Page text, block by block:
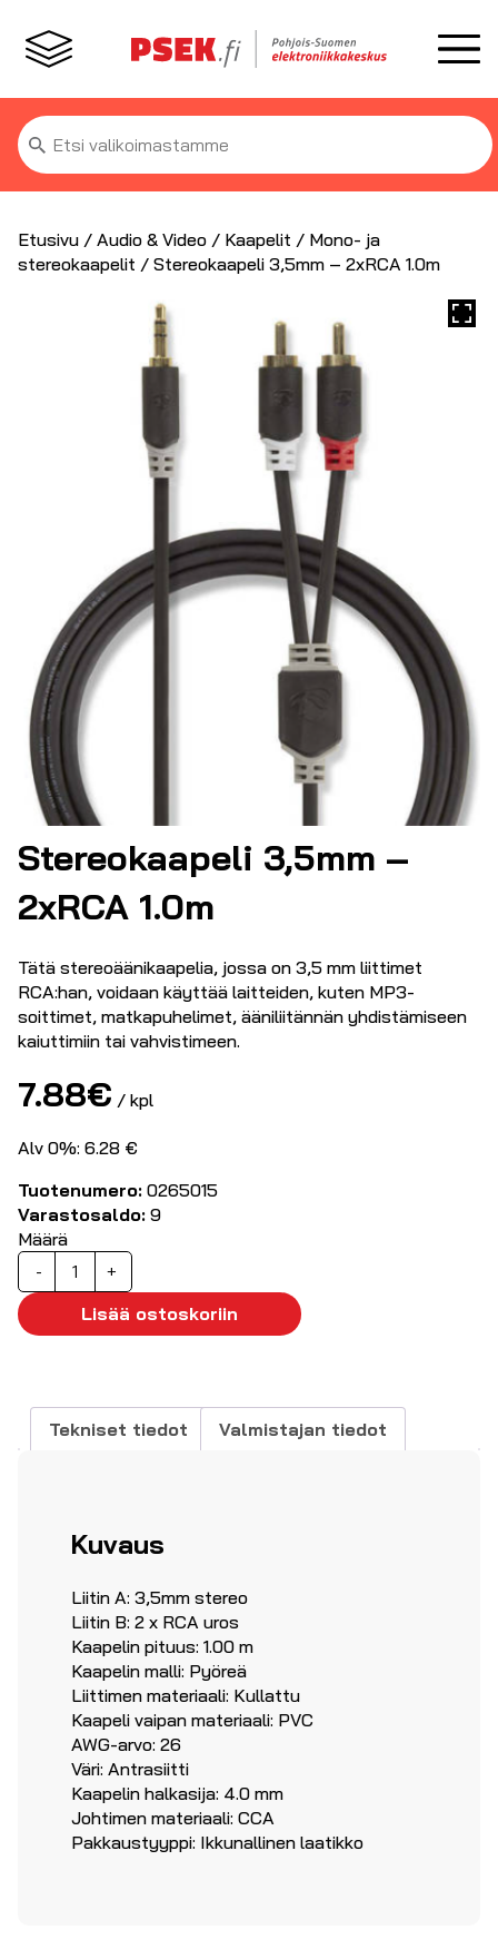
Etsi:
Etusivu / Audio & Video / Kaapelit / Mono- ja
stereokaapelit / Stereokaapeli 3,5mm – 2xRCA 1.0m
Stereokaapeli 3,5mm –
2xRCA 1.0m
Tätä stereoäänikaapelia, jossa on 3,5 mm liittimet
RCA:han, voidaan käyttää laitteiden, kuten MP3-
soittimet, matkapuhelimet, ääniliitännän yhdistämiseen
kaiuttimiin tai vahvistimeen.
7.88€ / kpl
Alv 0%: 6.28 €
Tuotenumero: 0265015
Varastosaldo: 9
Määrä
-
Stereokaapeli
3,5mm
2xRCA
+
Lisää ostoskoriin
Tekniset tiedot Valmistajan tiedot
Kuvaus
Liitin A: 3,5mm stereo
Liitin B: 2 x RCA uros
Kaapelin pituus: 1.00 m
Kaapelin malli: Pyöreä
Liittimen materiaali: Kullattu
Kaapeli vaipan materiaali: PVC
AWG-arvo: 26
Väri: Antrasiitti
Kaapelin halkasija: 4.0 mm
Johtimen materiaali: CCA
Pakkaustyyppi: Ikkunallinen laatikko